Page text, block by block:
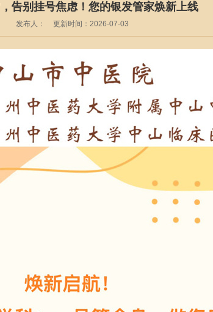
告别挂号焦虑！您的银发管家焕新上线
发布人： 更新时间：2026-07-03